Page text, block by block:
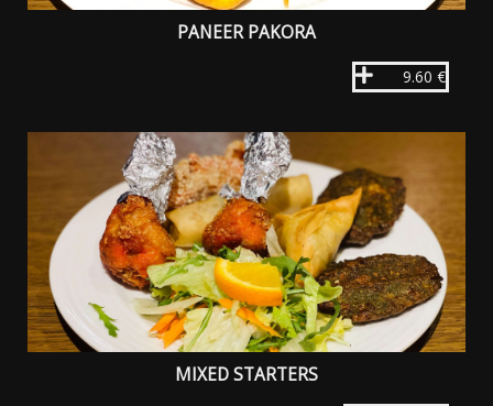
PANEER PAKORA
9.60 €
MIXED STARTERS